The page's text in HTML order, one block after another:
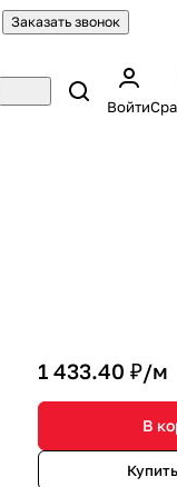
Заказать звонок
Войти
1 433.40 ₽/м
В